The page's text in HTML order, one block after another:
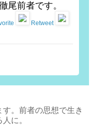
尾前者です。
Retweet
。前者の思想で生き
に。